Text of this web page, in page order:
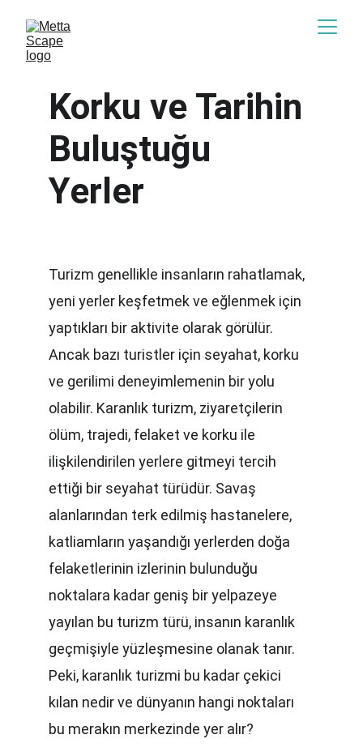
Korku ve Tarihin
Buluştuğu
Yerler
Turizm genellikle insanların rahatlamak,
yeni yerler keşfetmek ve eğlenmek için
yaptıkları bir aktivite olarak görülür.
Ancak bazı turistler için seyahat, korku
ve gerilimi deneyimlemenin bir yolu
olabilir. Karanlık turizm, ziyaretçilerin
ölüm, trajedi, felaket ve korku ile
ilişkilendirilen yerlere gitmeyi tercih
ettiği bir seyahat türüdür. Savaş
alanlarından terk edilmiş hastanelere,
katliamların yaşandığı yerlerden doğa
felaketlerinin izlerinin bulunduğu
noktalara kadar geniş bir yelpazeye
yayılan bu turizm türü, insanın karanlık
geçmişiyle yüzleşmesine olanak tanır.
Peki, karanlık turizmi bu kadar çekici
kılan nedir ve dünyanın hangi noktaları
bu merakın merkezinde yer alır?